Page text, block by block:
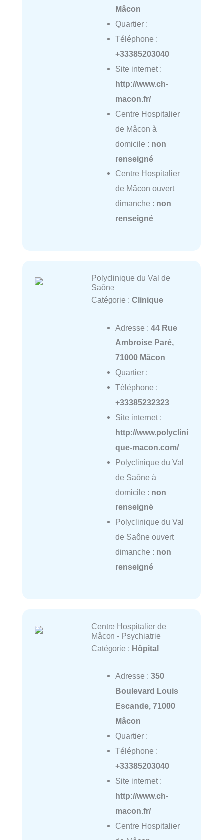
Mâcon
Quartier :
Téléphone :
+33385203040
Site internet :
http://www.ch-
macon.fr/
Centre Hospitalier
de Mâcon à
domicile : non
renseigné
Centre Hospitalier
de Mâcon ouvert
dimanche : non
renseigné
Polyclinique du Val de
Saône
Catégorie : Clinique
Adresse : 44 Rue
Ambroise Paré,
71000 Mâcon
Quartier :
Téléphone :
+33385232323
Site internet :
http://www.polyclini
que-macon.com/
Polyclinique du Val
de Saône à
domicile : non
renseigné
Polyclinique du Val
de Saône ouvert
dimanche : non
renseigné
Centre Hospitalier de
Mâcon - Psychiatrie
Catégorie : Hôpital
Adresse : 350
Boulevard Louis
Escande, 71000
Mâcon
Quartier :
Téléphone :
+33385203040
Site internet :
http://www.ch-
macon.fr/
Centre Hospitalier